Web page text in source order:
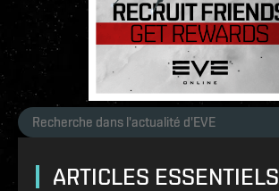
ARTICLES ESSENTIELS